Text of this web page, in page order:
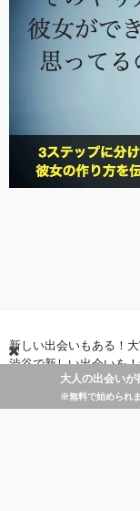
新しい出会いもある！
渋谷で新しい出会いを
六本木でナンパ！新し
恵比寿でナンパ！新し
大人の出会いが
※無料で始められ